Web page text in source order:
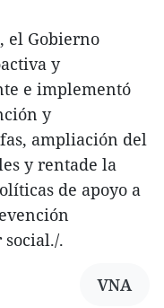
el Gobierno
y
e implementó
y
ampliación del
y rentade la
de apoyo a
.
VNA